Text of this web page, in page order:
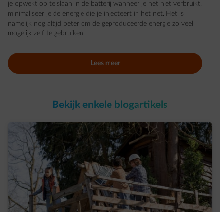
je opwekt op te slaan in de batterij wanneer je het niet verbruikt,
minimaliseer je de energie die je injecteert in het net. Het is
namelijk nog altijd beter om de geproduceerde energie zo veel
mogelijk zelf te gebruiken.
Lees meer
Bekijk enkele blogartikels